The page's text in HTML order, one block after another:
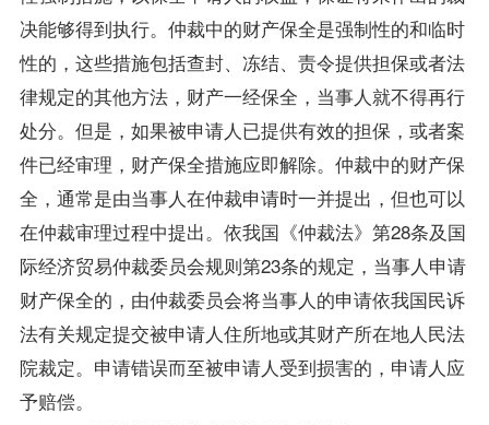
决能够得到执行。仲裁中的财产保全是强制性的和临时
性的，这些措施包括查封、冻结、责令提供担保或者法
律规定的其他方法，财产一经保全，当事人就不得再行
处分。但是，如果被申请人已提供有效的担保，或者案
件已经审理，财产保全措施应即解除。仲裁中的财产保
全，通常是由当事人在仲裁申请时一并提出，但也可以
在仲裁审理过程中提出。依我国《仲裁法》第28条及国
际经济贸易仲裁委员会规则第23条的规定，当事人申请
财产保全的，由仲裁委员会将当事人的申请依我国民诉
法有关规定提交被申请人住所地或其财产所在地人民法
院裁定。申请错误而至被申请人受到损害的，申请人应
予赔偿。